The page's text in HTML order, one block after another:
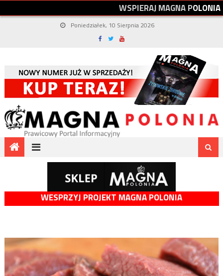
WSPIERAJMAGNAPOLONIA
Poniedziałek, 10 Sierpnia 2026
WESPRZYJ PROJEKT MAGNA POLONIA